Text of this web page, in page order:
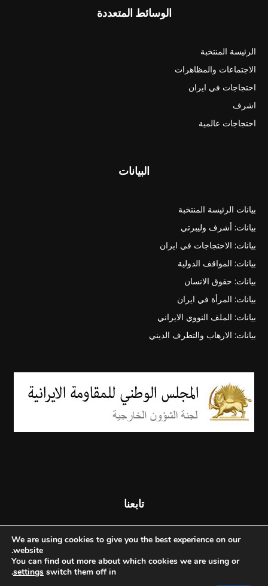
الوسائط المتعددة
الرئيسة المنتخبة
الاجتماعات والمظاهرات
احتجاجات في ايران
اشرف
احتجاجات عالمية
البيانات
بيانات الرئيسة المنتخبة
بيانات: أشرف وليبرتي
بيانات: الاحتجاجات في ايران
بيانات: المواقف الدولية
بيانات: حقوق الانسان
بيانات: المرأة في ايران
بيانات: الملف النووي الايراني
بيانات: الارهاب والتطرف الديني
تابعنا
We are using cookies to give you the best experience on our
website.
You can find out more about which cookies we are using or
switch them off in
settings
.